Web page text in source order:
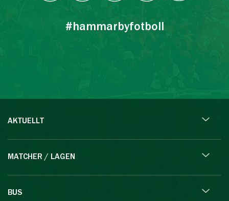
#hammarbyfotboll
AKTUELLT
MATCHER / LAGEN
BUS